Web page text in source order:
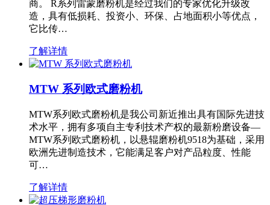
商。 R系列雷蒙磨粉机是经过我们的专家优化升级改
造，具有低损耗、投资小、环保、占地面积小等优点，
它比传…
了解详情
MTW 系列欧式磨粉机
MTW系列欧式磨粉机是我公司新近推出具有国际先进技
术水平，拥有多项自主专利技术产权的最新粉磨设备—
MTW系列欧式磨粉机，以悬辊磨粉机9518为基础，采用
欧洲先进制造技术，它能满足客户对产品粒度、性能
可…
了解详情